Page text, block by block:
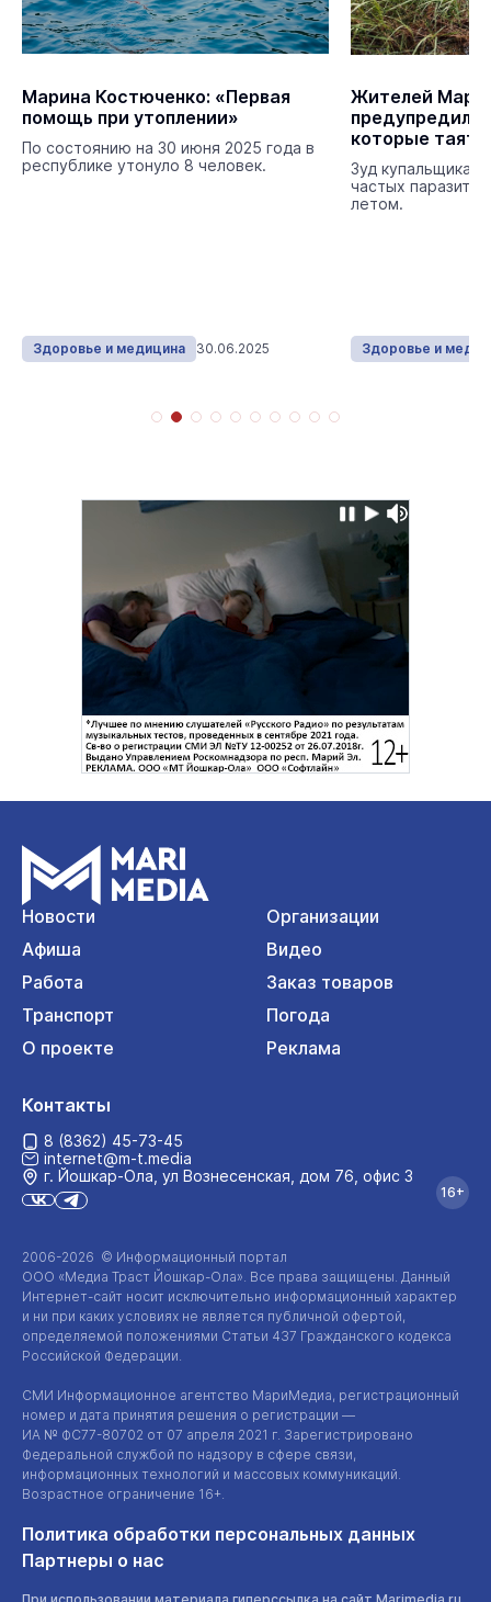
Марина Костюченко: «Первая
помощь при утоплении»
По состоянию на 30 июня 2025 года в
республике утонуло 8 человек.
Здоровье и медицина 30.06.2025
Жителей
предупредили
которые
прудов и озёр
Зуд купальщика
частых
летом.
Здоровье и
Новости
Организации
Афиша
Видео
Работа
Заказ товаров
Транспорт
Погода
О проекте
Реклама
2006-2026 © Информационный портал
ООО «Медиа Траст Йошкар-Ола» . Все права защищены. Данный
Интернет-сайт носит исключительно информационный характер
и ни при каких условиях не является публичной офертой,
определяемой положениями Статьи 437 Гражданского кодекса
Российской Федерации.
СМИ Информационное агентство МариМедиа, регистрационный
номер и дата принятия решения о регистрации —
ИА № ФС77-80702 от 07 апреля 2021 г. Зарегистрировано
Федеральной службой по надзору в сфере связи,
информационных технологий и массовых коммуникаций.
Возрастное ограничение 16+.
Политика обработки персональных данных
Партнеры о нас
Контакты
8 (8362) 45-73-45
internet@m-t.media
г. Йошкар‑Ола, ул Вознесенская, дом 76, офис 3
16+